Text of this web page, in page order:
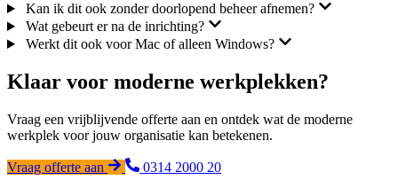
Kan ik dit ook zonder doorlopend beheer afnemen?
Wat gebeurt er na de inrichting?
Werkt dit ook voor Mac of alleen Windows?
Klaar voor moderne werkplekken?
Vraag een vrijblijvende offerte aan en ontdek wat de moderne
werkplek voor jouw organisatie kan betekenen.
Vraag offerte aan 0314 2000 20